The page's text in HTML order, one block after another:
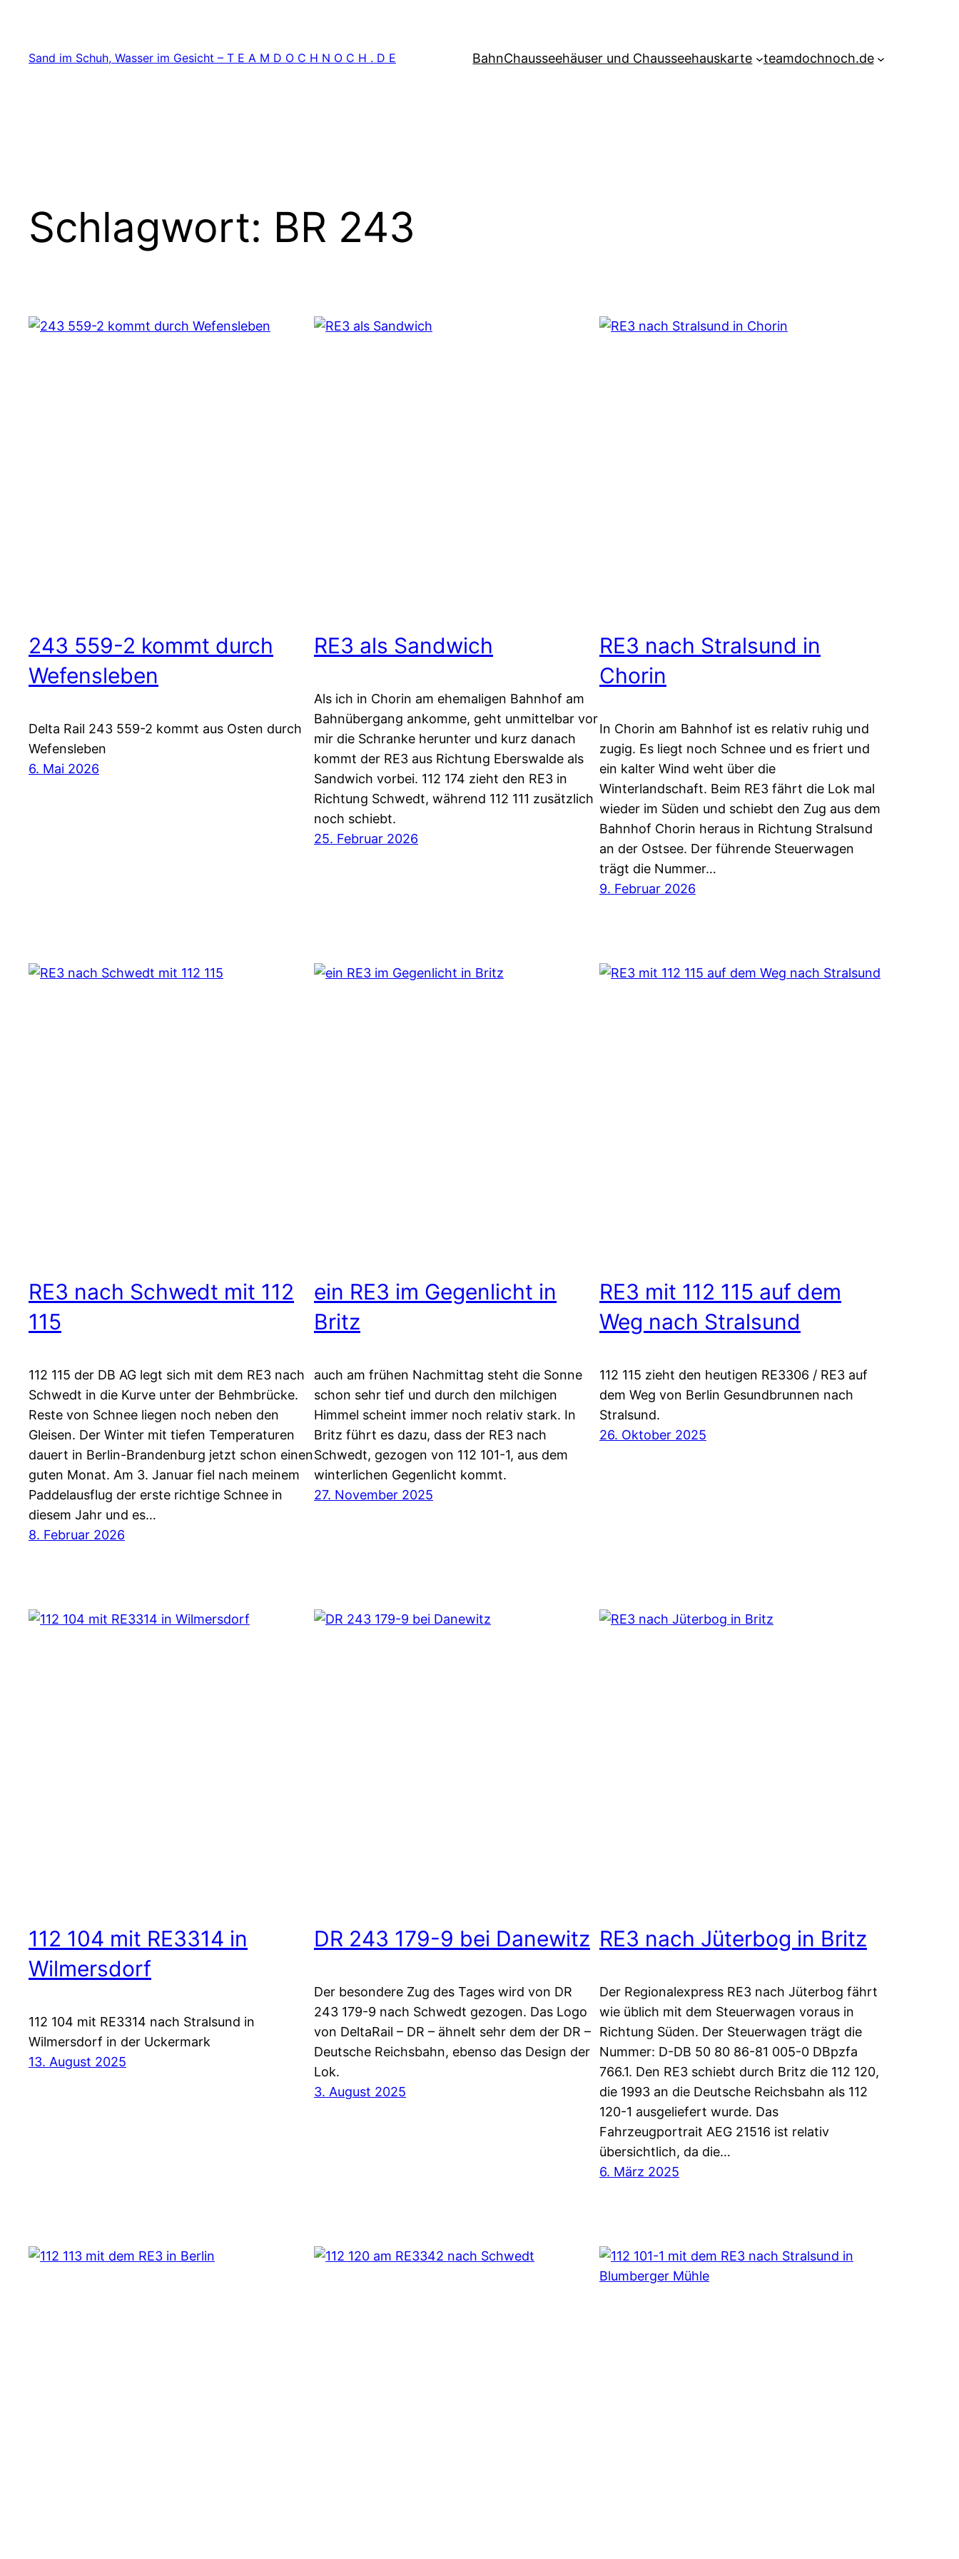
springen
Sand im Schuh, Wasser im Gesicht – T E A M D O C H N O C H . D E BahnChausseehäuser und Chausseehauskarte teamdochnoch.de
Schlagwort: BR 243
243 559-2 kommt durch
Wefensleben
Delta Rail 243 559-2 kommt aus Osten durch
Wefensleben
6. Mai 2026
RE3 als Sandwich
Als ich in Chorin am ehemaligen Bahnhof am
Bahnübergang ankomme, geht unmittelbar vor
mir die Schranke herunter und kurz danach
kommt der RE3 aus Richtung Eberswalde als
Sandwich vorbei. 112 174 zieht den RE3 in
Richtung Schwedt, während 112 111 zusätzlich
noch schiebt.
25. Februar 2026
RE3 nach Stralsund in
Chorin
In Chorin am Bahnhof ist es relativ ruhig und
zugig. Es liegt noch Schnee und es friert und
ein kalter Wind weht über die
Winterlandschaft. Beim RE3 fährt die Lok mal
wieder im Süden und schiebt den Zug aus dem
Bahnhof Chorin heraus in Richtung Stralsund
an der Ostsee. Der führende Steuerwagen
trägt die Nummer…
9. Februar 2026
RE3 nach Schwedt mit 112
115
112 115 der DB AG legt sich mit dem RE3 nach
Schwedt in die Kurve unter der Behmbrücke.
Reste von Schnee liegen noch neben den
Gleisen. Der Winter mit tiefen Temperaturen
dauert in Berlin-Brandenburg jetzt schon einen
guten Monat. Am 3. Januar fiel nach meinem
Paddelausflug der erste richtige Schnee in
diesem Jahr und es…
8. Februar 2026
ein RE3 im Gegenlicht in
Britz
auch am frühen Nachmittag steht die Sonne
schon sehr tief und durch den milchigen
Himmel scheint immer noch relativ stark. In
Britz führt es dazu, dass der RE3 nach
Schwedt, gezogen von 112 101-1, aus dem
winterlichen Gegenlicht kommt.
27. November 2025
RE3 mit 112 115 auf dem
Weg nach Stralsund
112 115 zieht den heutigen RE3306 / RE3 auf
dem Weg von Berlin Gesundbrunnen nach
Stralsund.
26. Oktober 2025
112 104 mit RE3314 in
Wilmersdorf
112 104 mit RE3314 nach Stralsund in
Wilmersdorf in der Uckermark
13. August 2025
DR 243 179-9 bei Danewitz
Der besondere Zug des Tages wird von DR
243 179-9 nach Schwedt gezogen. Das Logo
von DeltaRail – DR – ähnelt sehr dem der DR –
Deutsche Reichsbahn, ebenso das Design der
Lok.
3. August 2025
RE3 nach Jüterbog in Britz
Der Regionalexpress RE3 nach Jüterbog fährt
wie üblich mit dem Steuerwagen voraus in
Richtung Süden. Der Steuerwagen trägt die
Nummer: D-DB 50 80 86-81 005-0 DBpzfa
766.1. Den RE3 schiebt durch Britz die 112 120,
die 1993 an die Deutsche Reichsbahn als 112
120-1 ausgeliefert wurde. Das
Fahrzeugportrait AEG 21516 ist relativ
übersichtlich, da die…
6. März 2025